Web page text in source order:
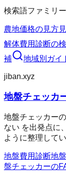
検索語ファミリー
農地価格の見方
解体費用診断の
補
地域別ガイ
jiban.xyz
地盤チェッカ
地盤チェッカー
ない を出発点に
ように整理して
地盤費用診断地
盤チェッカーの